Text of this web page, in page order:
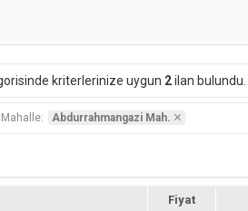
kriterlerinize uygun 2ilan bulundu.
Mahalle: Abdurrahmangazi Mah.
Fiyat